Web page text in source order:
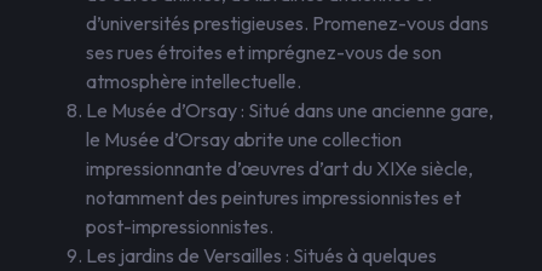
d’universités prestigieuses. Promenez-vous dans
ses rues étroites et imprégnez-vous de son
atmosphère intellectuelle.
Le Musée d’Orsay : Situé dans une ancienne gare,
le Musée d’Orsay abrite une collection
impressionnante d’œuvres d’art du XIXe siècle,
notamment des peintures impressionnistes et
post-impressionnistes.
Les jardins de Versailles : Situés à quelques